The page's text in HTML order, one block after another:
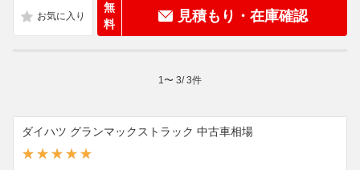
無
料
見積もり・在庫確認
1 〜 3/3件
ダイハツ グランマックストラック 中古車相場